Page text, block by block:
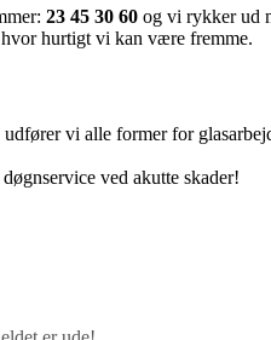
23 45 30 60 og vi rykker ud
hurtigt vi kan være fremme.
vi alle former for
ved akutte skader!